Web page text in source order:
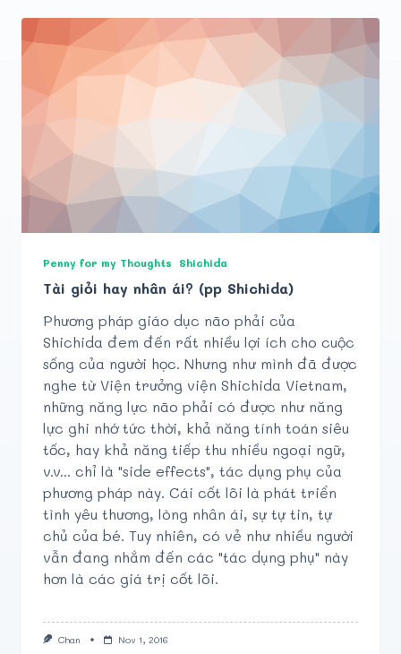
Penny for my Thoughts Shichida
Tài giỏi hay nhân ái? (pp Shichida)
Phương pháp giáo dục não phải của
Shichida đem đến rất nhiều lợi ích cho cuộc
sống của người học. Nhưng như mình đã được
nghe từ Viện trưởng viện Shichida Vietnam,
những năng lực não phải có được như năng
lực ghi nhớ tức thời, khả năng tính toán siêu
tốc, hay khả năng tiếp thu nhiều ngoại ngữ,
v.v... chỉ là "side effects", tác dụng phụ của
phương pháp này. Cái cốt lõi là phát triển
tình yêu thương, lòng nhân ái, sự tự tin, tự
chủ của bé. Tuy nhiên, có vẻ như nhiều người
vẫn đang nhắm đến các "tác dụng phụ" này
hơn là các giá trị cốt lõi.
Chan Nov 1, 2016